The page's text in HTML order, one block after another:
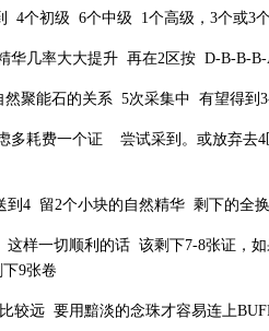
4个初级 6个中级 1个高级，3个或3
华几率大大提升 再在2区按 D-B-B-
聚能石的关系 5次采集中 有望得到
多耗费一个证 尝试采到。或放弃去4
到4 留2个小块的自然精华 剩下的全
样一切顺利的话 该剩下7-8张证，
9张卷
较远 要用黯淡的念珠才容易连上